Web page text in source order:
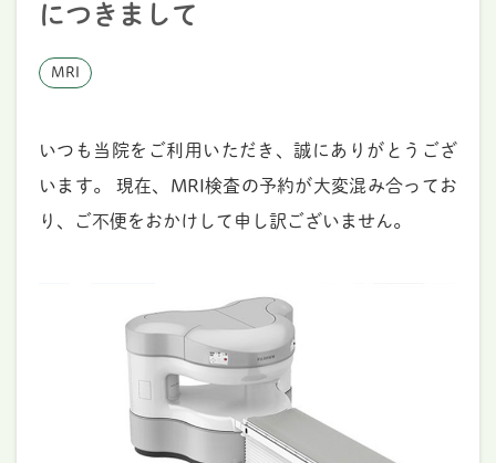
につきまして
MRI
いつも当院をご利用いただき、誠にありがとうござ
います。 現在、MRI検査の予約が大変混み合ってお
り、ご不便をおかけして申し訳ございません。